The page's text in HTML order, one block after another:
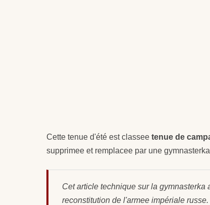
Cette tenue d'été est classee tenue de
supprimee et remplacee par une
Cet article technique sur la
reconstitution de l'armee impériale russe.